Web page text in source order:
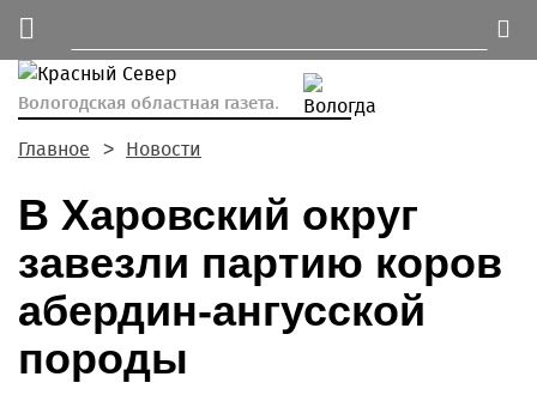
Вологодская областная газета.
Главное Новости
В Харовский округ
завезли партию коров
абердин-ангусской
породы